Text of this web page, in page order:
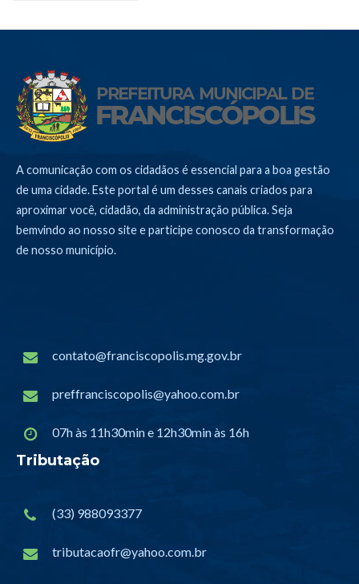
A comunicação com os cidadãos é essencial para a boa gestão
de uma cidade. Este portal é um desses canais criados para
aproximar você, cidadão, da administração pública. Seja
bemvindo ao nosso site e participe conosco da transformação
de nosso município.
contato@franciscopolis.mg.gov.br
preffranciscopolis@yahoo.com.br
07h às 11h30min e 12h30min às 16h
Tributação
(33) 988093377
tributacaofr@yahoo.com.br